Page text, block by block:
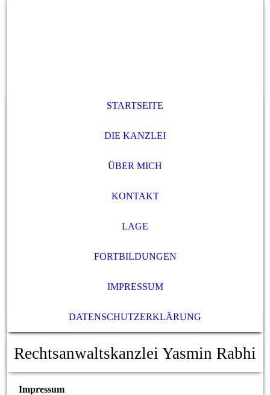
STARTSEITE
DIE KANZLEI
ÜBER MICH
KONTAKT
LAGE
FORTBILDUNGEN
IMPRESSUM
DATENSCHUTZERKLÄRUNG
Rechtsanwaltskanzlei Yasmin Rabhi
Impressum